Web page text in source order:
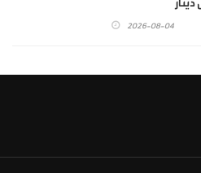
2026-08-04